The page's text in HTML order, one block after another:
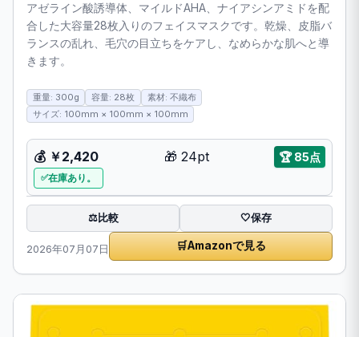
アゼライン酸誘導体、マイルドAHA、ナイアシンアミドを配
合した大容量28枚入りのフェイスマスクです。乾燥、皮脂バ
ランスの乱れ、毛穴の目立ちをケアし、なめらかな肌へと導
きます。
重量: 300g 容量: 28枚
素材: 不織布
サイズ: 100mm × 100mm × 100mm
💰 ￥2,420 🎁 24pt 🏆85点
在庫あり。
⚖️比較 🤍保存
2026年07月07日 🛒Amazonで見る